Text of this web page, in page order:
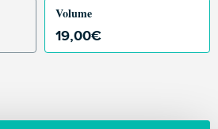
Volume
19,00€